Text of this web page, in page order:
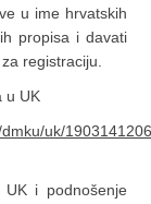
u ime hrvatskih
propisa i davati
registraciju.
u UK
uk/
i podnošenje